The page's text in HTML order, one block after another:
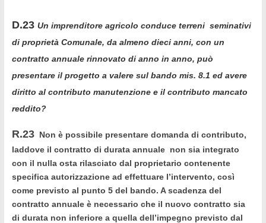
D.23 Un imprenditore agricolo conduce terreni seminativi
di proprietà Comunale, da almeno dieci anni, con un
contratto annuale rinnovato di anno in anno, può
presentare il progetto a valere sul bando mis. 8.1 ed avere
diritto al contributo manutenzione e il contributo mancato
reddito?
R.23 Non è possibile presentare domanda di contributo,
laddove il contratto di durata annuale non sia integrato
con il nulla osta rilasciato dal proprietario contenente
specifica autorizzazione ad effettuare l’intervento, così
come previsto al punto 5 del bando. A scadenza del
contratto annuale è necessario che il nuovo contratto sia
di durata non inferiore a quella dell’impegno previsto dal